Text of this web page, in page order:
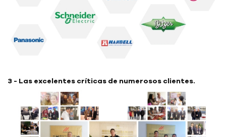
3 - Las excelentes críticas de numerosos clientes.